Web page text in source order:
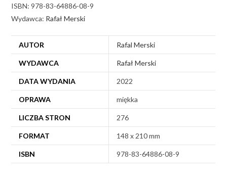
ISBN: 978-83-64886-08-9
Wydawca: Rafał Merski
AUTOR Rafal Merski
WYDAWCA Rafał Merski
DATA WYDANIA 2022
OPRAWA miękka
LICZBA STRON 276
FORMAT 148 x 210 mm
ISBN 978-83-64886-08-9